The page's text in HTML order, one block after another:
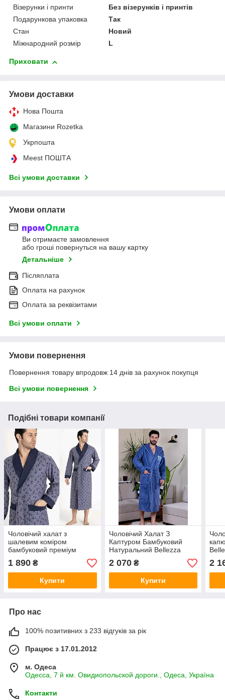
Візерунки і принти
Без візерунків і принтів
Подарункова упаковка
Так
Стан
Новий
Міжнародний розмір
L
Приховати
Умови доставки
Нова Пошта
Магазини Rozetka
Укрпошта
Meest ПОШТА
Всі умови доставки
Умови оплати
Ви отримаєте замовлення
або гроші повернуться на вашу картку
Детальніше
Післяплата
Оплата на рахунок
Оплата за реквізитами
Всі умови оплати
Умови повернення
Повернення товару впродовж 14 днів за рахунок покупця
Всі умови повернення
Подібні товари компанії
Чоловічий халат з
шалевим коміром
бамбуковий преміум
якість Nusa морська
тематика Nusa-25680
1 890 ₴
Купити
Чоловічий Халат З
Каптуром Бамбуковий
Натуральний Bellezza
Туреччина BZ-9023
2 070₴
Купити
2
Про нас
100% позитивних з 233 відгуків за рік
Працює з 17.01.2012
м. Одеса
Одесса, 7 й км. Овидиопольской дороги., Одеса, Україна
Контакти